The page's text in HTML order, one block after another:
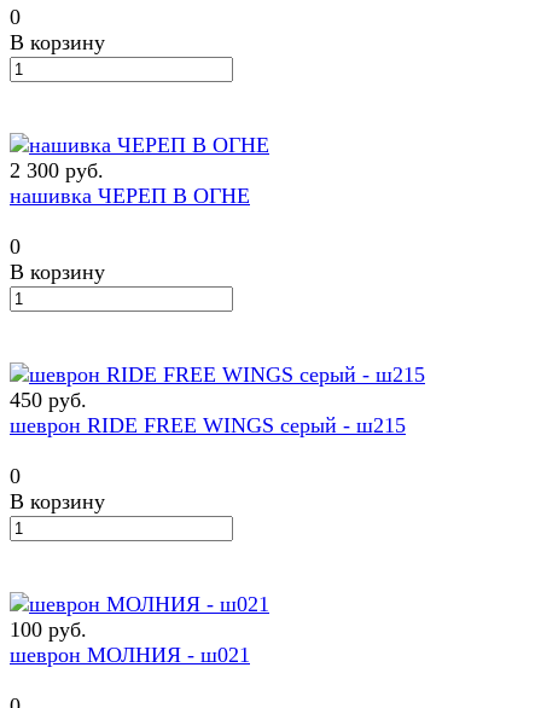
0
В корзину
2 300 руб.
нашивка ЧЕРЕП В ОГНЕ
0
В корзину
450 руб.
шеврон RIDE FREE WINGS серый - ш215
0
В корзину
100 руб.
шеврон МОЛНИЯ - ш021